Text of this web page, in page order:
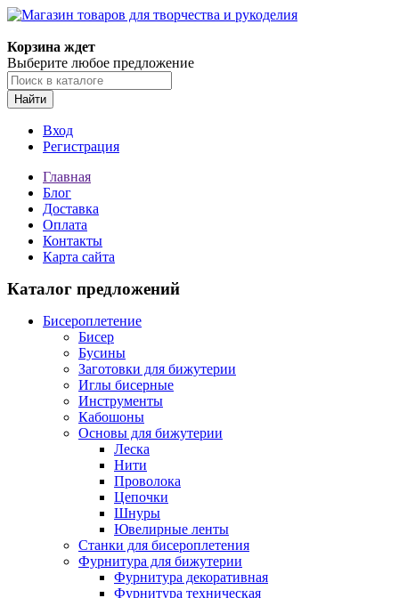
Корзина ждет
Выберите любое предложение
Найти
Вход
Регистрация
Главная
Блог
Доставка
Оплата
Контакты
Карта сайта
Каталог предложений
Бисероплетение
Бисер
Бусины
Заготовки для бижутерии
Иглы бисерные
Инструменты
Кабошоны
Основы для бижутерии
Леска
Нити
Проволока
Цепочки
Шнуры
Ювелирные ленты
Станки для бисероплетения
Фурнитура для бижутерии
Фурнитура декоративная
Фурнитура техническая